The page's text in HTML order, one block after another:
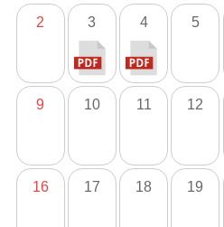
2 3 4 5
9 10 11 12
16 17 18 19